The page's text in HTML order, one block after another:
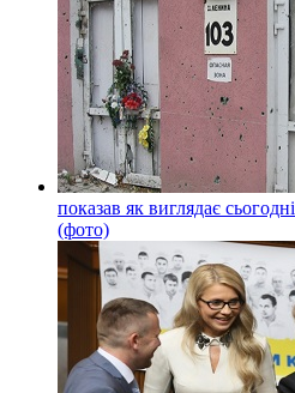
показав як виглядає
(фото)